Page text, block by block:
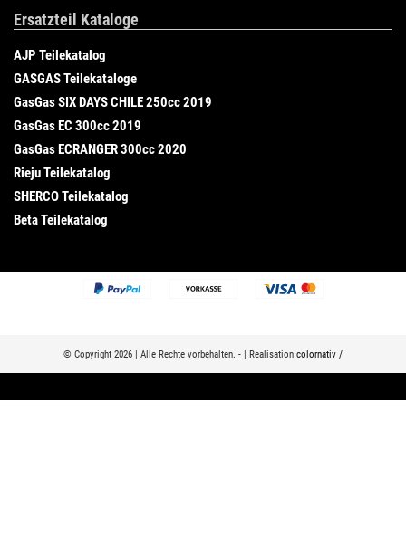
Ersatzteil Kataloge
AJP Teilekatalog
GASGAS Teilekataloge
GasGas SIX DAYS CHILE 250cc 2019
GasGas EC 300cc 2019
GasGas ECRANGER 300cc 2020
Rieju Teilekatalog
SHERCO Teilekatalog
Beta Teilekatalog
© Copyright 2026 | Alle Rechte vorbehalten. - | Realisation colornativ /